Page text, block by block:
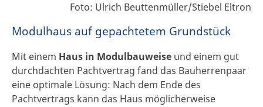
Foto: Ulrich Beuttenmüller/Stiebel Eltron
Modulhaus auf gepachtetem Grundstück
Mit einem Haus in Modulbauweise und einem gut
durchdachten Pachtvertrag fand das Bauherrenpaar
eine optimale Lösung: Nach dem Ende des
Pachtvertrags kann das Haus möglicherweise